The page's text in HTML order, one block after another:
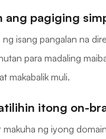
ang pagiging
ng isang pangalan na
para madaling
makabalik muli.
itong on-
makuha ng iyong